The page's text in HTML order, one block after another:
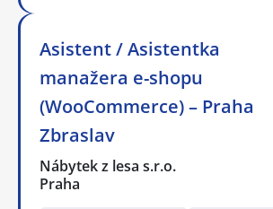
Asistent / Asistentka
manažera e-shopu
(WooCommerce) – Praha
Zbraslav
Nábytek z lesa s.r.o.
Praha